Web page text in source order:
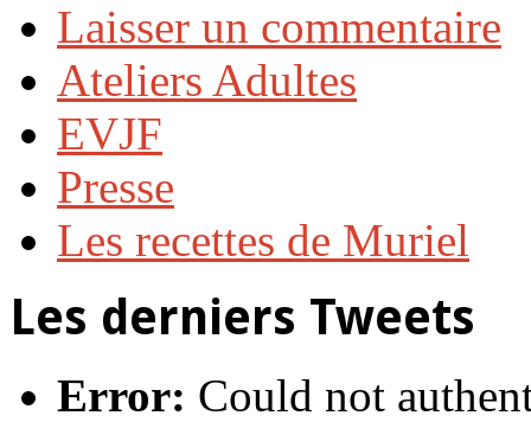
Laisser un commentaire
Ateliers Adultes
EVJF
Presse
Les recettes de Muriel
Les derniers Tweets
Error: Could not